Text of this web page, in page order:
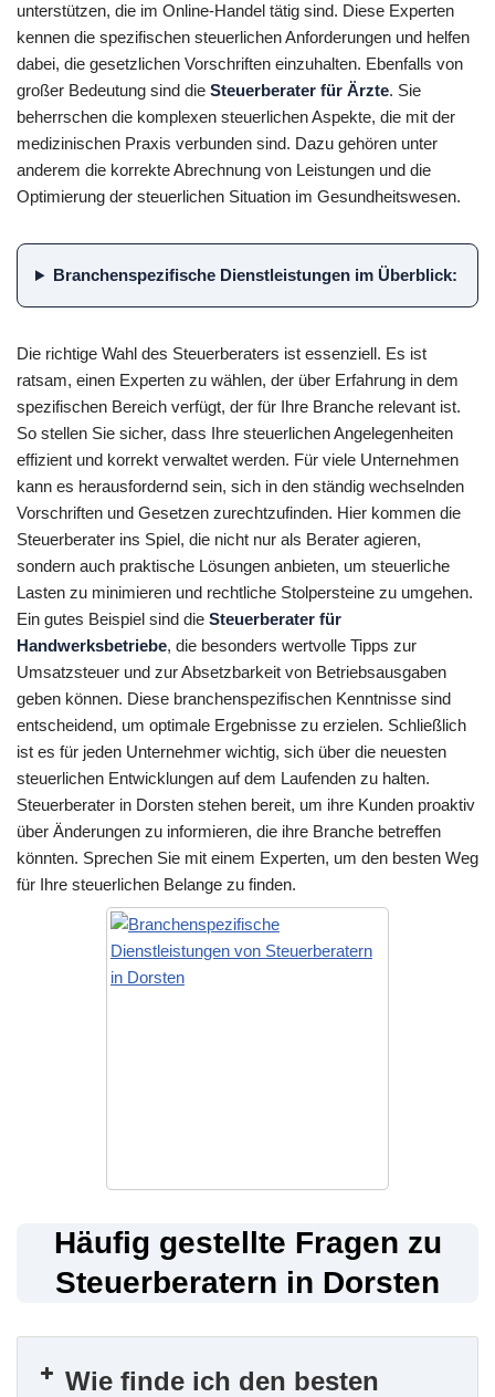
unterstützen, die im Online-Handel tätig sind. Diese Experten
kennen die spezifischen steuerlichen Anforderungen und helfen
dabei, die gesetzlichen Vorschriften einzuhalten. Ebenfalls von
großer Bedeutung sind die Steuerberater für Ärzte. Sie
beherrschen die komplexen steuerlichen Aspekte, die mit der
medizinischen Praxis verbunden sind. Dazu gehören unter
anderem die korrekte Abrechnung von Leistungen und die
Optimierung der steuerlichen Situation im Gesundheitswesen.
Branchenspezifische Dienstleistungen im Überblick:
Die richtige Wahl des Steuerberaters ist essenziell. Es ist
ratsam, einen Experten zu wählen, der über Erfahrung in dem
spezifischen Bereich verfügt, der für Ihre Branche relevant ist.
So stellen Sie sicher, dass Ihre steuerlichen Angelegenheiten
effizient und korrekt verwaltet werden. Für viele Unternehmen
kann es herausfordernd sein, sich in den ständig wechselnden
Vorschriften und Gesetzen zurechtzufinden. Hier kommen die
Steuerberater ins Spiel, die nicht nur als Berater agieren,
sondern auch praktische Lösungen anbieten, um steuerliche
Lasten zu minimieren und rechtliche Stolpersteine zu umgehen.
Ein gutes Beispiel sind die Steuerberater für
Handwerksbetriebe, die besonders wertvolle Tipps zur
Umsatzsteuer und zur Absetzbarkeit von Betriebsausgaben
geben können. Diese branchenspezifischen Kenntnisse sind
entscheidend, um optimale Ergebnisse zu erzielen. Schließlich
ist es für jeden Unternehmer wichtig, sich über die neuesten
steuerlichen Entwicklungen auf dem Laufenden zu halten.
Steuerberater in Dorsten stehen bereit, um ihre Kunden proaktiv
über Änderungen zu informieren, die ihre Branche betreffen
könnten. Sprechen Sie mit einem Experten, um den besten Weg
für Ihre steuerlichen Belange zu finden.
Häufig gestellte Fragen zu
Steuerberatern in Dorsten
Wie finde ich den besten